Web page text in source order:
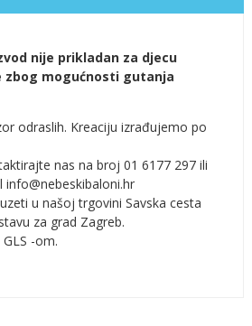
nije prikladan za djecu
zbog mogućnosti gutanja
odraslih. Kreaciju izrađujemo po
nas na broj 01 6177 297 ili
u našoj trgovini Savska cesta
za grad Zagreb.
-om.